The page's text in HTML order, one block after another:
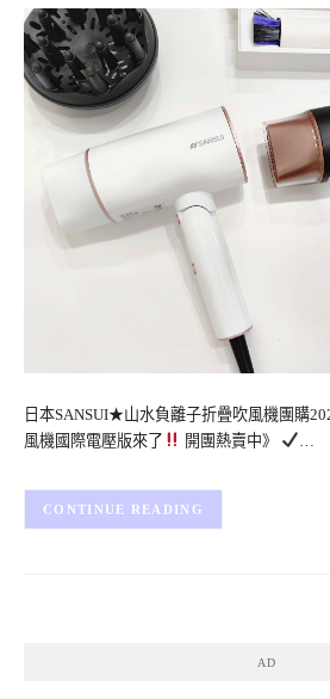
日本SANSUI★山水負離子折疊吹風機團購
風機國際電壓版來了
開團熱賣中》 …
CONTINUE READING
AD